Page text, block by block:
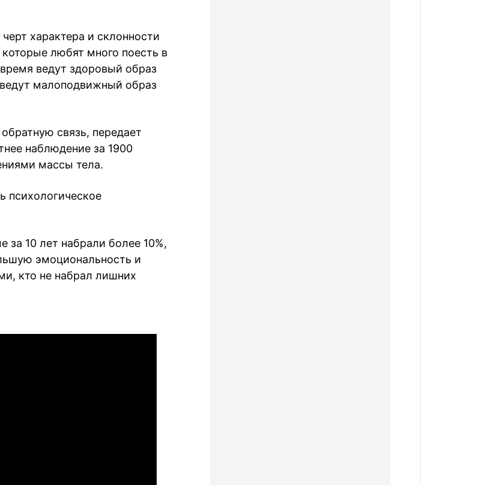
характера и склонности
любят много поесть в
ведут здоровый образ
малоподвижный образ
связь, передает
наблюдение за 1900
массы тела.
психологическое
за 10 лет набрали более 10%,
эмоциональность и
кто не набрал лишних